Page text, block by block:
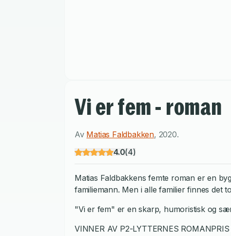
Vi er fem - roman
Av Matias Faldbakken, 2020.
4.0(4)
Matias Faldbakkens femte roman er en
familiemann. Men i alle familier finnes det
"Vi er fem" er en skarp, humoristisk og
VINNER AV P2-LYTTERNES